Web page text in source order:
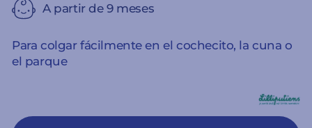
A partir de 9 meses
Para colgar fácilmente en el cochecito, la cuna o
el parque